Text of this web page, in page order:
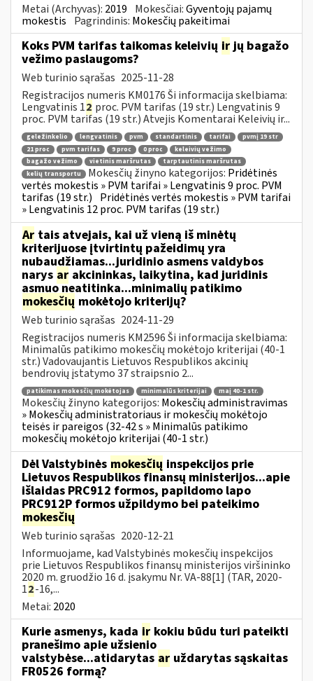
Metai (Archyvas): 2019 Mokesčiai:Gyventojų pajamų
mokestis Pagrindinis: Mokesčių pakeitimai
Koks PVM tarifas taikomas keleivių irjų bagažo
vežimo paslaugoms?
Web turinio sąrašas 2025-11-28
Registracijos numeris KM0176 Ši informacija skelbiama:
Lengvatinis 12 proc. PVM tarifas (19 str.) Lengvatinis 9
proc. PVM tarifas (19 str.) Atvejis Komentarai Keleivių ir...
geležinkelio lengvatinis pvm standartinis tarifai
pvmį 19 str
21 proc
pvm tarifas 9 proc 0 proc
keleivių vežimo
bagažo vežimo
vietinis maršrutas
tarptautinis maršrutas
kelių transportu
Mokesčių žinyno kategorijos: Pridėtinės
vertės mokestis » PVM tarifai » Lengvatinis 9 proc. PVM
tarifas (19 str.) Pridėtinės vertės mokestis » PVM tarifai
» Lengvatinis 12 proc. PVM tarifas (19 str.)
Ar tais atvejais, kai už vieną iš minėtų
kriterijuose įtvirtintų pažeidimų yra
nubaudžiamas...juridinio asmens valdybos
narys ar akcininkas, laikytina, kad juridinis
asmuo neatitinka...minimalių patikimo
mokesčių mokėtojo kriterijų?
Web turinio sąrašas 2024-11-29
Registracijos numeris KM2596 Ši informacija skelbiama:
Minimalūs patikimo mokesčių mokėtojo kriterijai (40-1
str.) Vadovaujantis Lietuvos Respublikos akcinių
bendrovių įstatymo 37 straipsnio 2...
patikimas mokesčių mokėtojas minimalūs kriterijai maį 40-1 str.
Mokesčių žinyno kategorijos: Mokesčių administravimas
» Mokesčių administratoriaus ir mokesčių mokėtojo
teisės ir pareigos (32-42 s » Minimalūs patikimo
mokesčių mokėtojo kriterijai (40-1 str.)
Dėl Valstybinės mokesčių inspekcijos prie
Lietuvos Respublikos finansų ministerijos...apie
išlaidas PRC912 formos, papildomo lapo
PRC912P formos užpildymo bei pateikimo
mokesčių
Web turinio sąrašas 2020-12-21
Informuojame, kad Valstybinės mokesčių inspekcijos
prie Lietuvos Respublikos finansų ministerijos viršininko
2020 m. gruodžio 16 d. įsakymu Nr. VA-88[1] (TAR, 2020-
12-16,...
Metai: 2020
Kurie asmenys, kada ir kokiu būdu turi pateikti
pranešimo apie užsienio
valstybėse...atidarytas ar uždarytas sąskaitas
FR0526 formą?